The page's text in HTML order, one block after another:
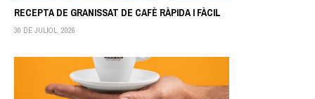
RECEPTA DE GRANISSAT DE CAFÈ RÀPIDA I FÀCIL
30 DE JULIOL, 2026